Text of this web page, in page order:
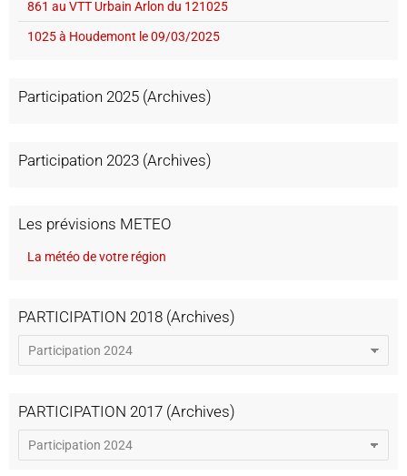
861 au VTT Urbain Arlon du 121025
1025 à Houdemont le 09/03/2025
Participation 2025 (Archives)
Participation 2023 (Archives)
Les prévisions METEO
La météo de votre région
PARTICIPATION 2018 (Archives)
PARTICIPATION 2017 (Archives)